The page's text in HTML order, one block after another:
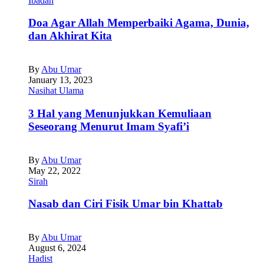
Doa Agar Allah Memperbaiki Agama, Dunia,
dan Akhirat Kita
By Abu Umar
January 13, 2023
Nasihat Ulama
3 Hal yang Menunjukkan Kemuliaan
Seseorang Menurut Imam Syafi’i
By Abu Umar
May 22, 2022
Sirah
Nasab dan Ciri Fisik Umar bin Khattab
By Abu Umar
August 6, 2024
Hadist